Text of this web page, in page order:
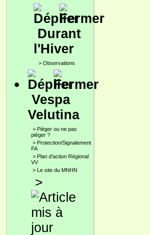
Durant
l'Hiver
> Observations
Vespa
Velutina
> Pièger ou ne pas
piéger ?
> Protection/Signalement
FA
> Plan d'action Régional
VV
> Le site du MNHN
>